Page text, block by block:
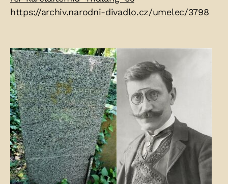
https://archiv.narodni-divadlo.cz/umelec/3798
Fotogalerie: